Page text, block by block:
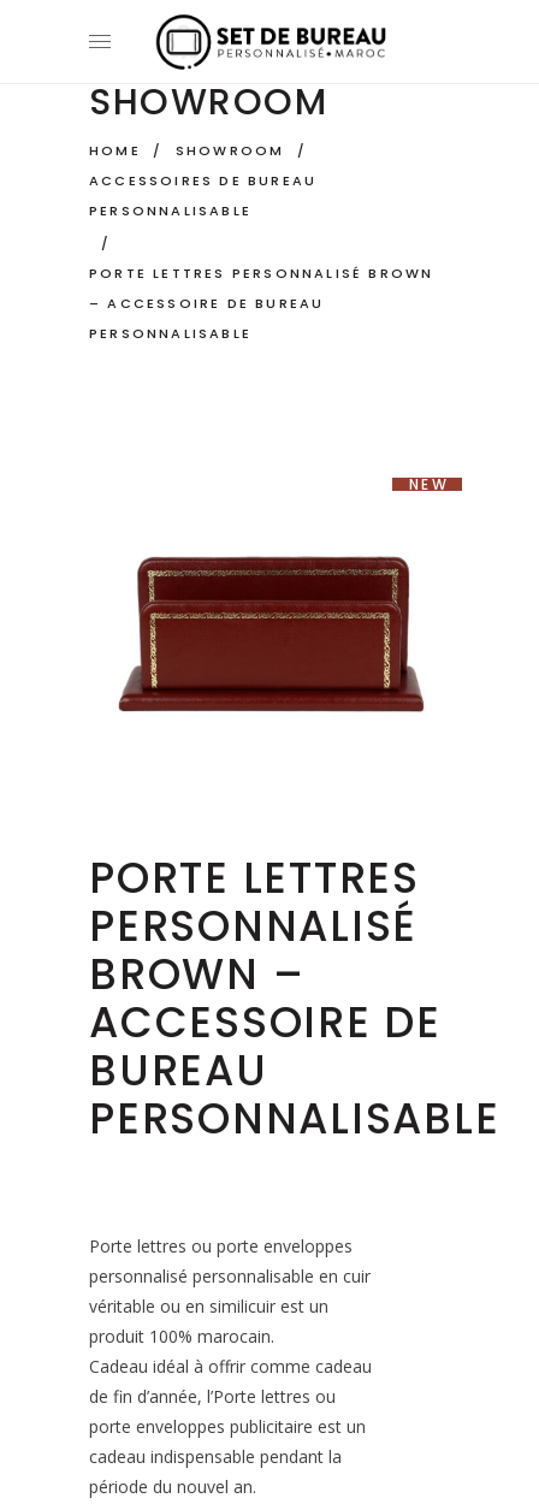
SHOWROOM
HOME / SHOWROOM
/
ACCESSOIRES DE BUREAU
PERSONNALISABLE
/
PORTE LETTRES PERSONNALISÉ BROWN
– ACCESSOIRE DE BUREAU
PERSONNALISABLE
NEW
PORTE LETTRES
PERSONNALISÉ
BROWN –
ACCESSOIRE DE
BUREAU
PERSONNALISABLE
Porte lettres ou porte enveloppes
personnalisé personnalisable en cuir
véritable ou en similicuir est un
produit 100% marocain.
Cadeau idéal à offrir comme cadeau
de fin d’année, l’Porte lettres ou
porte enveloppes publicitaire est un
cadeau indispensable pendant la
période du nouvel an.